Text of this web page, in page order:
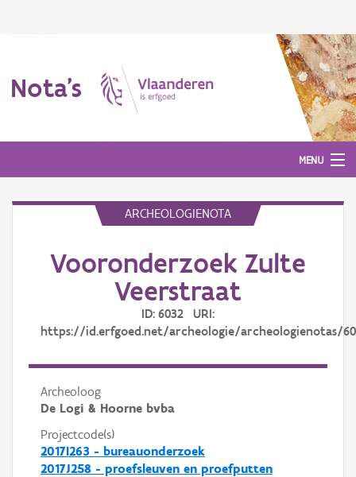
Nota's
MENU
Aanmelden
ARCHEOLOGIENOTA
Vooronderzoek Zulte
Veerstraat
ID: 6032 URI:
https://id.erfgoed.net/archeologie/archeologienotas/
Archeoloog
De Logi & Hoorne bvba
Projectcode(s)
2017I263 - bureauonderzoek
2017J258 - proefsleuven en proefputten